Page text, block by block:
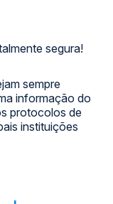
segura!
sempre
informação do
protocolos de
instituições